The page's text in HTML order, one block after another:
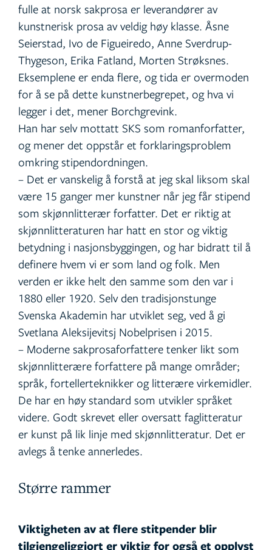
fulle at norsk sakprosa er leverandører av
kunstnerisk prosa av veldig høy klasse. Åsne
Seierstad, Ivo de Figueiredo, Anne Sverdrup-
Thygeson, Erika Fatland, Morten Strøksnes.
Eksemplene er enda flere, og tida er overmoden
for å se på dette kunstnerbegrepet, og hva vi
legger i det, mener Borchgrevink.
Han har selv mottatt SKS som romanforfatter,
og mener det oppstår et forklaringsproblem
omkring stipendordningen.
– Det er vanskelig å forstå at jeg skal liksom skal
være 15 ganger mer kunstner når jeg får stipend
som skjønnlitterær forfatter. Det er riktig at
skjønnlitteraturen har hatt en stor og viktig
betydning i nasjonsbyggingen, og har bidratt til å
definere hvem vi er som land og folk. Men
verden er ikke helt den samme som den var i
1880 eller 1920. Selv den tradisjonstunge
Svenska Akademin har utviklet seg, ved å gi
Svetlana Aleksijevitsj Nobelprisen i 2015.
– Moderne sakprosaforfattere tenker likt som
skjønnlitterære forfattere på mange områder;
språk, fortellerteknikker og litterære virkemidler.
De har en høy standard som utvikler språket
videre. Godt skrevet eller oversatt faglitteratur
er kunst på lik linje med skjønnlitteratur. Det er
avlegs å tenke annerledes.
Større rammer
Viktigheten av at flere stitpender blir
tilgjengeliggjort er viktig for også et opplyst